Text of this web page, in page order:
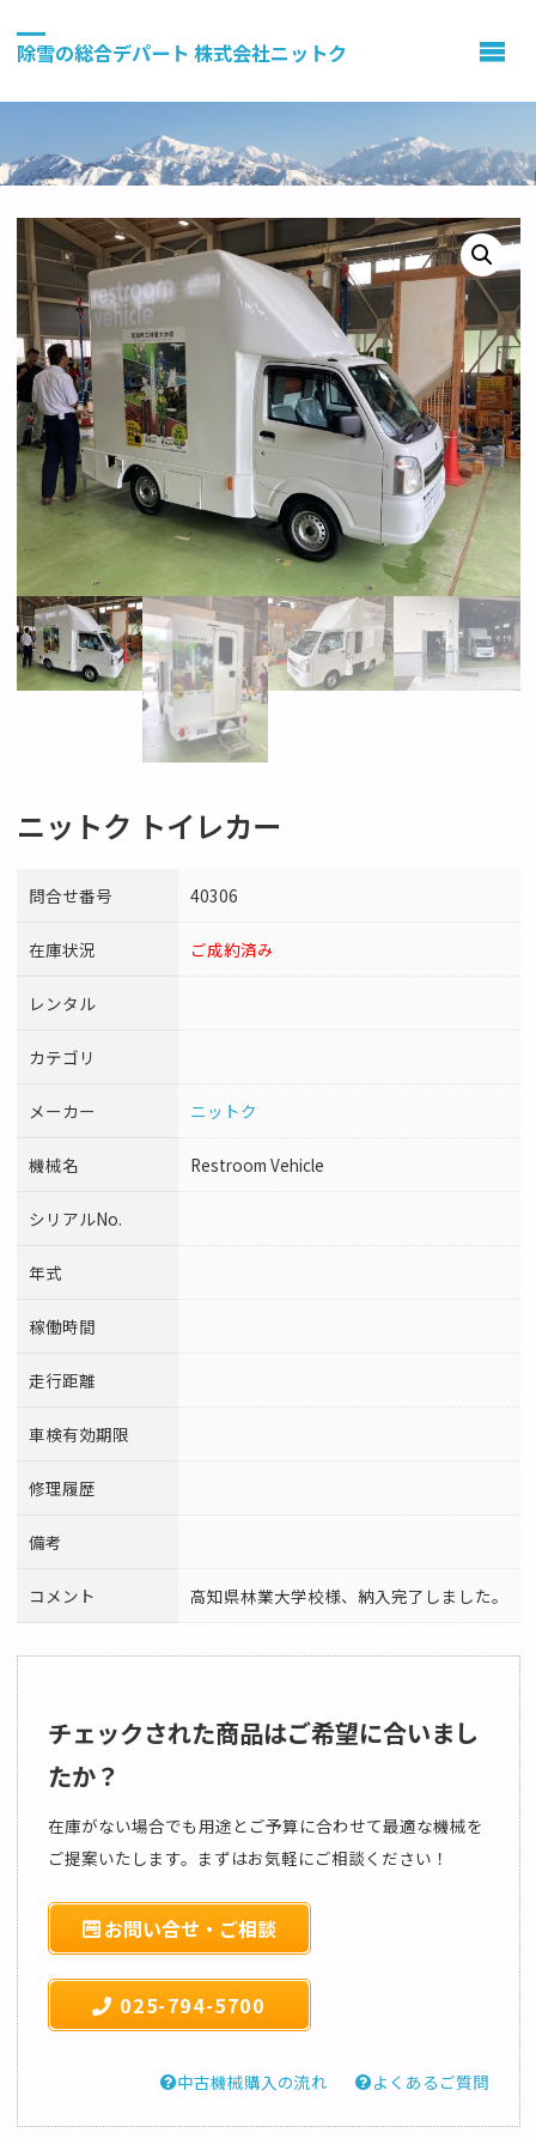
除雪の総合デパート 株式会社ニットク
ニットク トイレカー
問合せ番号 40306
在庫状況 ご成約済み
レンタル
カテゴリ
メーカー ニットク
機械名 Restroom Vehicle
シリアルNo.
年式
稼働時間
走行距離
車検有効期限
修理履歴
備考
コメント 高知県林業大学校様、納入完了しました。
チェックされた商品はご希望に合いまし
たか？
在庫がない場合でも用途とご予算に合わせて最適な機械を
ご提案いたします。まずはお気軽にご相談ください！
お問い合せ・ご相談
025-794-5700
中古機械購入の流れ よくあるご質問